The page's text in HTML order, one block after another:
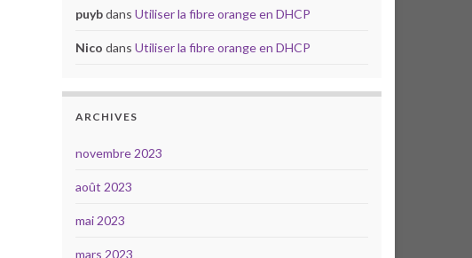
puybdans Utiliser la fibre orange en DHCP
Nico dans Utiliser la fibre orange en DHCP
ARCHIVES
novembre 2023
août 2023
mai 2023
mars 2023